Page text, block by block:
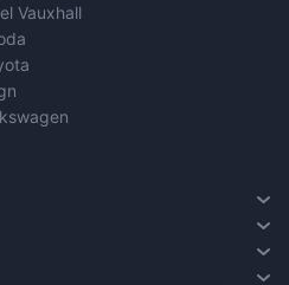
Vauxhall